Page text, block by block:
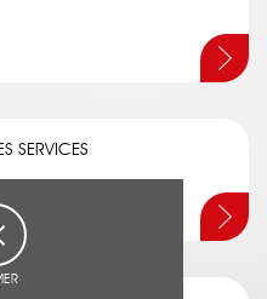
SERVICES